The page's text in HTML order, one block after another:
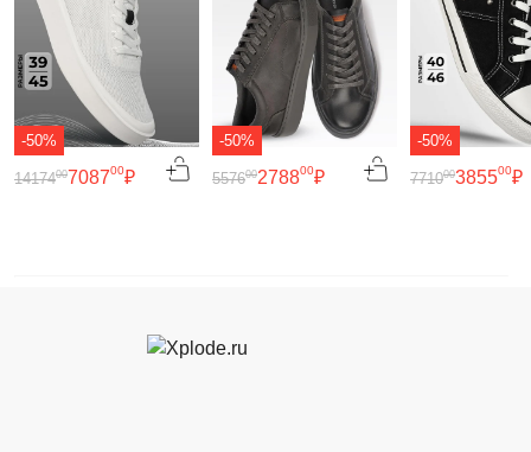
-50%
708700₽
1417400
-50%
278800₽
557600
-50%
385500₽
771000